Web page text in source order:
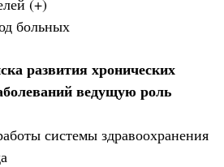
(+)
больных
развития хронических
ведущую роль
системы здравоохранения